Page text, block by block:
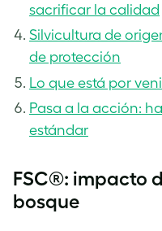
sacrificar la calidad
Silvicultura de
de protección
Lo que está por
Pasa a la acción:
estándar
FSC®: impacto
bosque